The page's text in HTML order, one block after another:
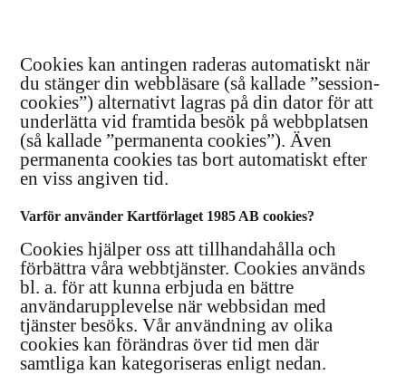
Cookies kan antingen raderas automatiskt när
du stänger din webbläsare (så kallade ”session-
cookies”) alternativt lagras på din dator för att
underlätta vid framtida besök på webbplatsen
(så kallade ”permanenta cookies”). Även
permanenta cookies tas bort automatiskt efter
en viss angiven tid.
Varför använder Kartförlaget 1985 AB cookies?
Cookies hjälper oss att tillhandahålla och
förbättra våra webbtjänster. Cookies används
bl. a. för att kunna erbjuda en bättre
användarupplevelse när webbsidan med
tjänster besöks. Vår användning av olika
cookies kan förändras över tid men där
samtliga kan kategoriseras enligt nedan.